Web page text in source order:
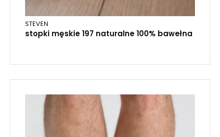
STEVEN
stopki męskie 197 naturalne 100% bawełna